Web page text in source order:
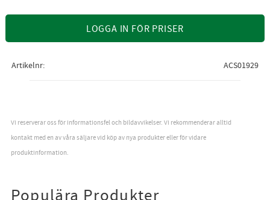
LOGGA IN FÖR PRISER
Artikelnr ACS01929
Vi reserverar oss för informationsfel och bildavvikelser. Vi rekommenderar alltid
kontakt med en av våra säljare vid köp av nya produkter eller för vidare
produktinformation.
Populära Produkter